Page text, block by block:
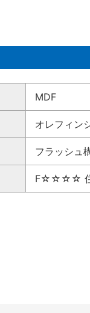
MDF
オレフィン
フラッシュ
F☆☆☆☆ 住